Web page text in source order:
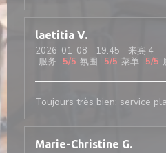
laetitia V
2026-01-08 - 19:45 - 来宾 4
服务 : 5/5 氛围 : 5/5 菜单 : 5/5
Toujours très bien: service
Marie-Christine G